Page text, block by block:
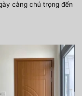
càng chú trọng đến